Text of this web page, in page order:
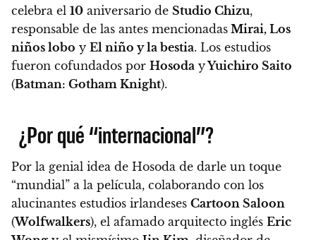
celebra el 10 aniversario de Studio Chizu,
responsable de las antes mencionadas Mirai, Los
niños lobo y El niño y la bestia. Los estudios
fueron cofundados por Hosoda yYuichiro Saito
(Batman: Gotham Knight).
¿Por qué “internacional”?
Por la genial idea de Hosoda de darle un toque
“mundial” a la película, colaborando con los
alucinantes estudios irlandeses Cartoon Saloon
(Wolfwalkers), el afamado arquitecto inglés Eric